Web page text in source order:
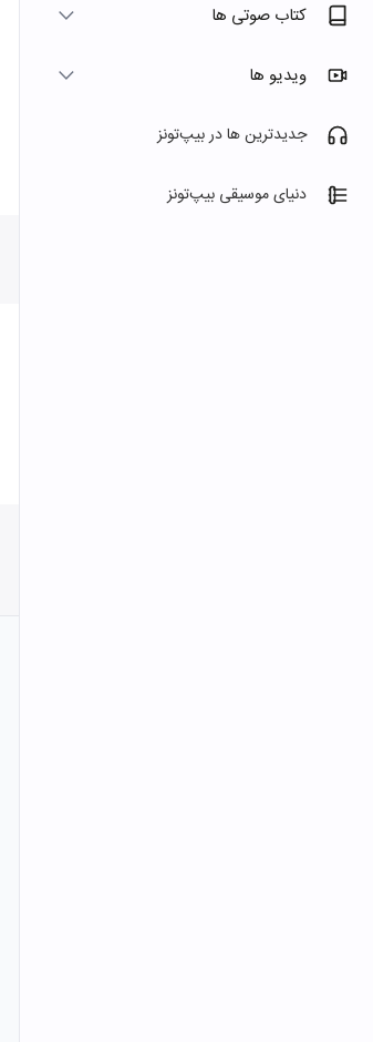
کتاب صوتی ها
ویدیو ها
جدیدترین ها در بیپ‌تونز
دنیای موسیقی بیپ‌تونز